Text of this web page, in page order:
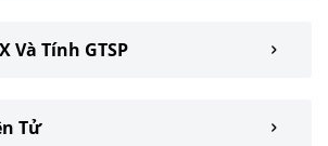
Và Tính GTSP
Tử